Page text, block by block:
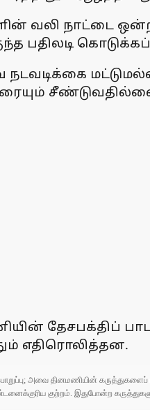
வலி நாட்டை
பதிலடி
தேசபக்திப்
எதிரொலித்தன.
அவை தினமணியின்
குற்றம். இதுபோன்ற